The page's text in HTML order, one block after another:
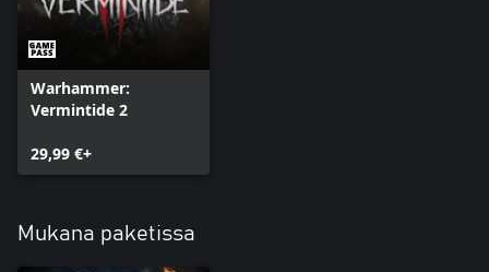
Warhammer:
Vermintide 2
29,99 €+
Mukana paketissa